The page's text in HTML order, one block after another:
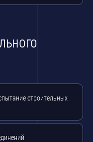
строительных